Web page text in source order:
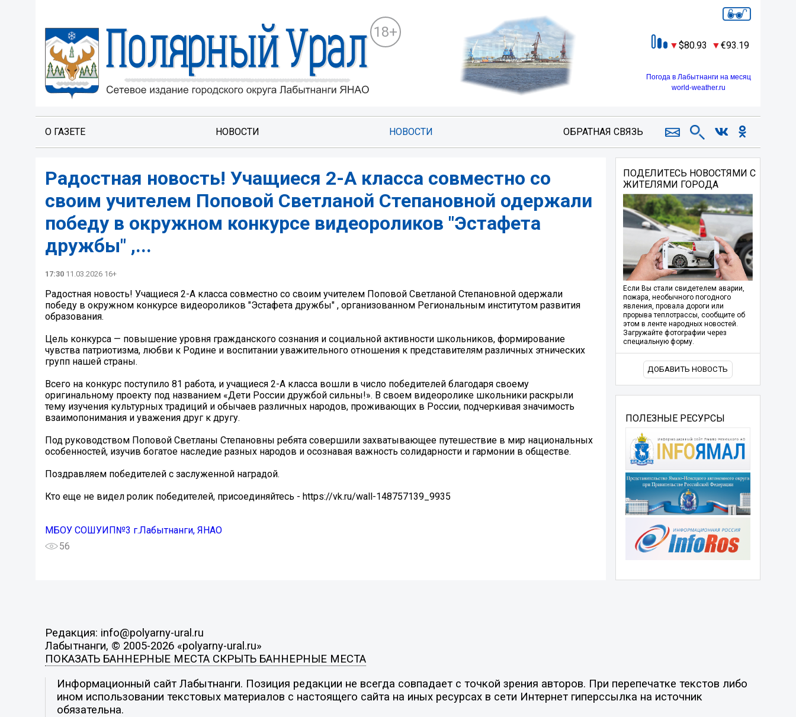
18+
80.93 93.19
Погода в Лабытнанги на месяц
world-weather.ru
О ГАЗЕТЕ НОВОСТИ НОВОСТИ ОБРАТНАЯ СВЯЗЬ
Радостная новость! Учащиеся 2-А класса совместно со
своим учителем Поповой Светланой Степановной одержали
победу в окружном конкурсе видеороликов "Эстафета
дружбы" ,...
17:30 11.03.2026 16+
Радостная новость! Учащиеся 2-А класса совместно со своим учителем Поповой Светланой Степановной одержали
победу в окружном конкурсе видеороликов "Эстафета дружбы" , организованном Региональным институтом развития
образования.
Цель конкурса — повышение уровня гражданского сознания и социальной активности школьников, формирование
чувства патриотизма, любви к Родине и воспитании уважительного отношения к представителям различных этнических
групп нашей страны.
Всего на конкурс поступило 81 работа, и учащиеся 2-А класса вошли в число победителей благодаря своему
оригинальному проекту под названием «Дети России дружбой сильны!». В своем видеоролике школьники раскрыли
тему изучения культурных традиций и обычаев различных народов, проживающих в России, подчеркивая значимость
взаимопонимания и уважения друг к другу.
Под руководством Поповой Светланы Степановны ребята совершили захватывающее путешествие в мир национальных
особенностей, изучив богатое наследие разных народов и осознавая важность солидарности и гармонии в обществе.
Поздравляем победителей с заслуженной наградой.
Кто еще не видел ролик победителей, присоединяйтесь - https://vk.ru/wall-148757139_9935
МБОУ СОШУИП№3 г.Лабытнанги, ЯНАО
56
ПОДЕЛИТЕСЬ НОВОСТЯМИ С
ЖИТЕЛЯМИ ГОРОДА
Если Вы стали свидетелем аварии,
пожара, необычного погодного
явления, провала дороги или
прорыва теплотрассы, сообщите об
этом в ленте народных новостей.
Загружайте фотографии через
специальную форму.
ДОБАВИТЬ НОВОСТЬ
ПОЛЕЗНЫЕ РЕСУРСЫ
Редакция: info@polyarny-ural.ru
Лабытнанги, © 2005-2026 «polyarny-ural.ru»
ПОКАЗАТЬ БАННЕРНЫЕ МЕСТА СКРЫТЬ БАННЕРНЫЕ МЕСТА
Информационный сайт Лабытнанги. Позиция редакции не всегда совпадает с точкой зрения авторов. При перепечатке текстов либо
ином использовании текстовых материалов с настоящего сайта на иных ресурсах в сети Интернет гиперссылка на источник
обязательна.